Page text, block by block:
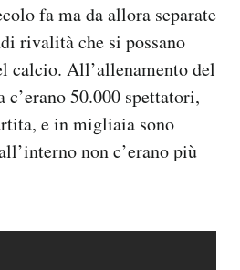
fa ma da allora separate
rivalità che si possano
calcio. All’allenamento del
50.000 spettatori,
e in migliaia sono
non c’erano più